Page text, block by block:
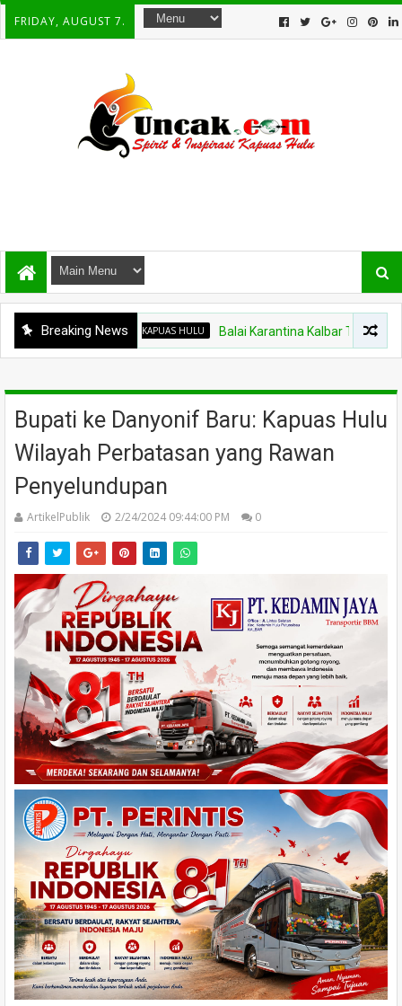
FRIDAY, AUGUST 7.
Breaking NewsKAPUAS HULU Balai Karantina Kalbar Tinjau Jalur
Bupati ke Danyonif Baru: Kapuas Hulu
Wilayah Perbatasan yang Rawan
Penyelundupan
ArtikelPublik 2/24/2024 09:44:00 PM 0